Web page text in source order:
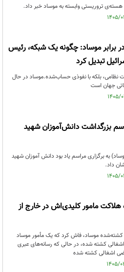
هسته‌ی تروریستی وابسته به موساد خبر داد.
برابر موساد: چگونه یک شبکه، رئیس
تبدیل کرد
نظامی، بلکه با نفوذی حساب‌شده.موساد در حال
جهان است
بزرگداشت دانش‌آموزان شهید
به برگزاری مراسم یاد بود دانش آموزان شهید
داد.
هلاکت مامور کلیدی‌اش در خارج از
کشته‌شده موساد، فاش کرد که یک مأمور موساد
کشته شده، در حالی که رسانه‌های عبری
اشغالی کشته شده